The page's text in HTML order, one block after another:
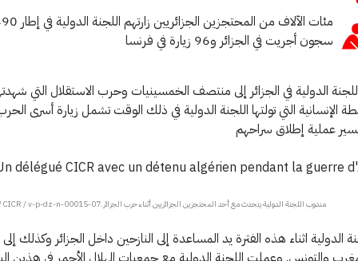
سجون أجريت في الجزائر و96 زيارة في فرنسا
الدولية في الجزائر إلى منتصف الخمسينيات وحرب الاستقلال التي
الإنسانية التي تولتها اللجنة الدولية في ذلك الوقت تشمل زيارة أسرى
عملية إطلاق سراحهم
مندوب اللجنة الدولية يتحدث مع أحد المحتجزين الجزائريين أثناء حرب الجزائر.CC BY-NC-ND / CICR / v-p-dz-n-00015-07
الدولية اثناء هذه الفترة يد المساعدة إلى النازحين داخل الجزائر وكذلك